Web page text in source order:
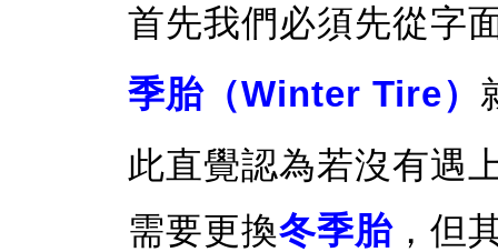
首先我們必須先從字
季胎（Winter Tire）
此直覺認為若沒有遇
需要更換冬季胎，但